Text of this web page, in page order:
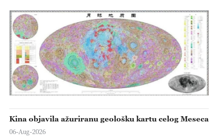
Kina objavila ažuriranu geološku kartu celog Meseca
06-Aug-2026